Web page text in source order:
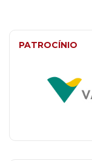
PATROCÍNIO